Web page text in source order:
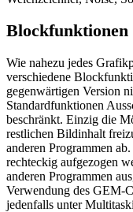
Blockfunktionen
Wie nahezu jedes
verschiedene
gegenwärtigen Version
Standardfunktionen
beschränkt. Einzig die
restlichen Bildinhalt
anderen Programmen
rechteckig aufgezogen
anderen Programmen
Verwendung des GEM-
jedenfalls unter